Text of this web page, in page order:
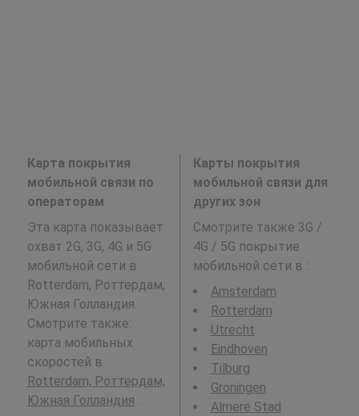
Карта покрытия
мобильной связи по
операторам
Эта карта показывает
охват 2G, 3G, 4G и 5G
мобильной сети в
Rotterdam, Роттердам,
Южная Голландия.
Смотрите также:
карта мобильных
скоростей в
Rotterdam, Роттердам,
Южная Голландия .
Карты покрытия
мобильной связи для
других зон
Смотрите также 3G /
4G / 5G покрытие
мобильной сети в :
Amsterdam
Rotterdam
Utrecht
Eindhoven
Tilburg
Groningen
Almere Stad